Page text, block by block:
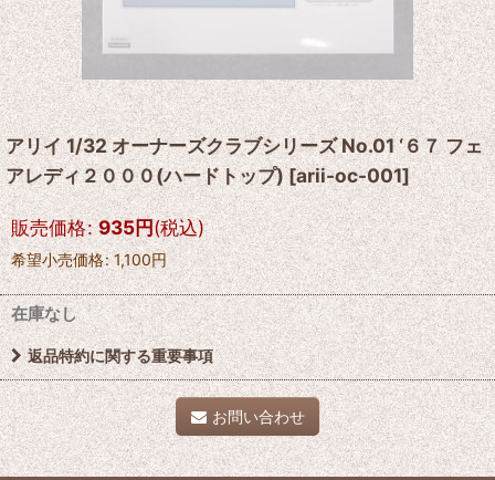
アリイ 1/32 オーナーズクラブシリーズ No.01 ‘６７ フェ
アレディ２０００(ハードトップ) [arii-oc-001]
販売価格: 935円(税込)
希望小売価格: 1,100円
在庫なし
返品特約に関する重要事項
お問い合わせ